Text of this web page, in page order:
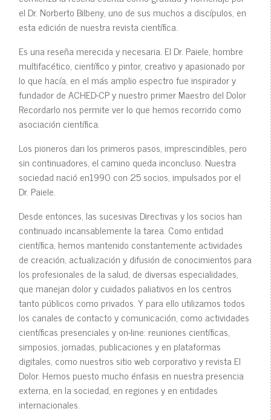
el Dr. Norberto Bilbeny, uno de sus muchos a discípulos, en
esta edición de nuestra revista científica.
Es una reseña merecida y necesaria. El Dr. Paiele, hombre
multifacético, científico y pintor, creativo y apasionado por
lo que hacía, en el más amplio espectro fue inspirador y
fundador de ACHED-CP y nuestro primer Maestro del Dolor
Recordarlo nos permite ver lo que hemos recorrido como
asociación científica.
Los pioneros dan los primeros pasos, imprescindibles, pero
sin continuadores, el camino queda inconcluso. Nuestra
sociedad nació en1990 con 25 socios, impulsados por el
Dr. Paiele.
Desde entonces, las sucesivas Directivas y los socios han
continuado incansablemente la tarea. Como entidad
científica, hemos mantenido constantemente actividades
de creación, actualización y difusión de conocimientos para
los profesionales de la salud, de diversas especialidades,
que manejan dolor y cuidados paliativos en los centros
tanto públicos como privados. Y para ello utilizamos todos
los canales de contacto y comunicación, como actividades
científicas presenciales y on-line: reuniones científicas,
simposios, jornadas, publicaciones y en plataformas
digitales, como nuestros sitio web corporativo y revista El
Dolor. Hemos puesto mucho énfasis en nuestra presencia
externa, en la sociedad, en regiones y en entidades
internacionales.